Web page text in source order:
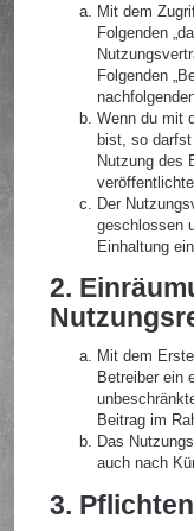
Mit dem
Folgenden
Folgenden
Wenn du mit
bist, so
Nutzung des
Der
geschlossen
Einhaltung
2.
Mit dem
Betreiber ein
Beitrag im
Das
auch nach
3.